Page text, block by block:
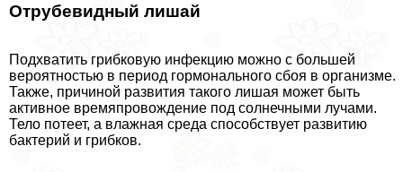
Отрубевидный лишай
Подхватить грибковую инфекцию можно с большей
вероятностью в период гормонального сбоя в организме.
Также, причиной развития такого лишая может быть
активное времяпровождение под солнечными лучами.
Тело потеет, а влажная среда способствует развитию
бактерий и грибков.